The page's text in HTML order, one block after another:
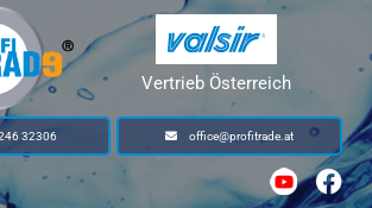
Vertrieb Österreich
office@profitrade.at
32306